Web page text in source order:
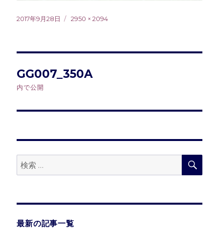
投
2017年9月28日
フ
2950 × 2094
稿
ゲ
ー
ョ
ン
GG007_350A
内で公開
検
索:
検
最新の記事一覧